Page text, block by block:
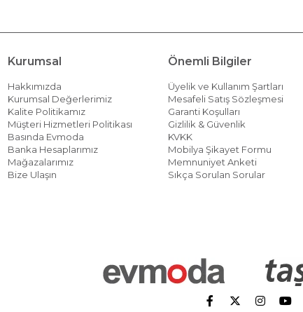
Kurumsal
Hakkımızda
Kurumsal Değerlerimiz
Kalite Politikamız
Müşteri Hizmetleri Politikası
Basında Evmoda
Banka Hesaplarımız
Mağazalarımız
Bize Ulaşın
Önemli Bilgiler
Üyelik ve Kullanım Şartları
Mesafeli Satış Sözleşmesi
Garanti Koşulları
Gizlilik & Güvenlik
KVKK
Mobilya Şikayet Formu
Memnuniyet Anketi
Sıkça Sorulan Sorular